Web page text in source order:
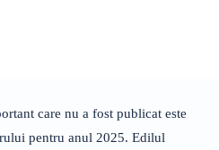
care nu a fost publicat este
pentru anul 2025. Edilul